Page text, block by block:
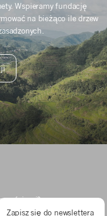
Wspieramy fundację
na bieżąco ile drzew
Zapisz się do newslettera